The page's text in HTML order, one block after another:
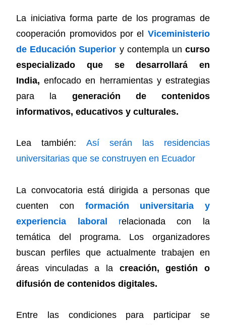
La iniciativa forma parte de los programas de
cooperación promovidos por el Viceministerio
de Educación Superior y contempla un curso
especializado que se desarrollará en
India, enfocado en herramientas y estrategias
para la generación de contenidos
informativos, educativos y culturales.
Lea también:Así serán las residencias
universitarias que se construyen en Ecuador
La convocatoria está dirigida a personas que
cuenten con formación universitaria y
experiencia laboral relacionada con la
temática del programa. Los organizadores
buscan perfiles que actualmente trabajen en
áreas vinculadas a la creación, gestión o
difusión de contenidos digitales.
Entre las condiciones para participar se